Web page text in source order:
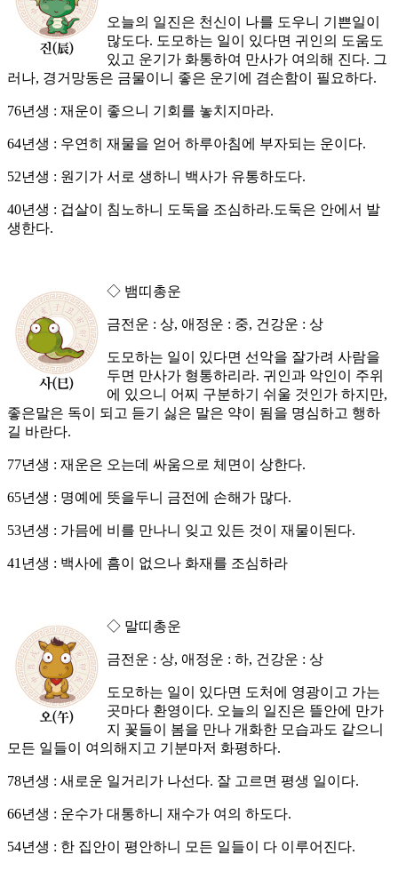
오늘의 일진은 천신이 나를 도우니 기쁜일이
많도다. 도모하는 일이 있다면 귀인의 도움도
있고 운기가 화통하여 만사가 여의해 진다. 그
러나, 경거망동은 금물이니 좋은 운기에 겸손함이 필요하다.
76년생 : 재운이 좋으니 기회를 놓치지마라.
64년생 : 우연히 재물을 얻어 하루아침에 부자되는 운이다.
52년생 : 원기가 서로 생하니 백사가 유통하도다.
40년생 : 겁살이 침노하니 도둑을 조심하라.도둑은 안에서 발
생한다.
◇ 뱀띠총운
금전운 : 상, 애정운 : 중, 건강운 : 상
도모하는 일이 있다면 선악을 잘가려 사람을
두면 만사가 형통하리라. 귀인과 악인이 주위
에 있으니 어찌 구분하기 쉬울 것인가 하지만,
좋은말은 독이 되고 듣기 싫은 말은 약이 됨을 명심하고 행하
길 바란다.
77년생 : 재운은 오는데 싸움으로 체면이 상한다.
65년생 : 명예에 뜻을두니 금전에 손해가 많다.
53년생 : 가믐에 비를 만나니 잊고 있든 것이 재물이된다.
41년생 : 백사에 흠이 없으나 화재를 조심하라
◇ 말띠총운
금전운 : 상, 애정운 : 하, 건강운 : 상
도모하는 일이 있다면 도처에 영광이고 가는
곳마다 환영이다. 오늘의 일진은 뜰안에 만가
지 꽃들이 봄을 만나 개화한 모습과도 같으니
모든 일들이 여의해지고 기분마저 화평하다.
78년생 : 새로운 일거리가 나선다. 잘 고르면 평생 일이다.
66년생 : 운수가 대통하니 재수가 여의 하도다.
54년생 : 한 집안이 평안하니 모든 일들이 다 이루어진다.